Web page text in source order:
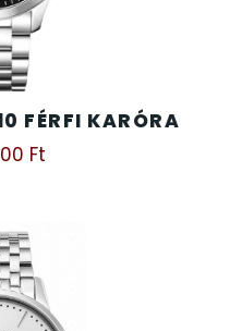
FÉRFI KARÓRA
Ft